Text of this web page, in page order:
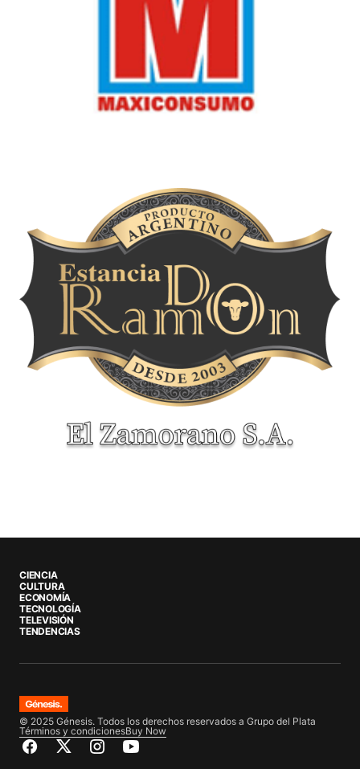
CIENCIA
CULTURA
ECONOMÍA
TECNOLOGÍA
TELEVISIÓN
TENDENCIAS
© 2025 Génesis. Todos los derechos reservados a Grupo del Plata
Términos y condicionesBuy Now